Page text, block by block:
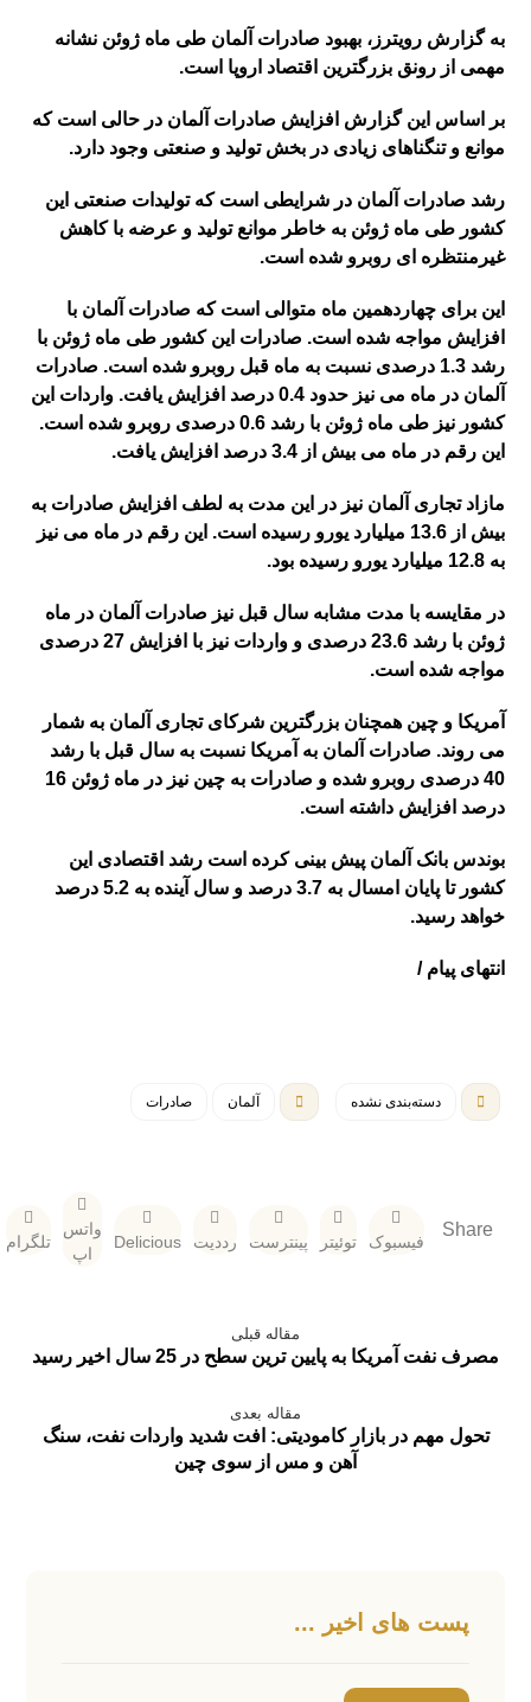
به گزارش رویترز، بهبود صادرات آلمان طی ماه ژوئن نشانه
مهمی از رونق بزرگترین اقتصاد اروپا است.
بر اساس این گزارش افزایش صادرات آلمان در حالی است که
موانع و تنگناهای زیادی در بخش تولید و صنعتی وجود دارد.
رشد صادرات آلمان در شرایطی است که تولیدات صنعتی این
کشور طی ماه ژوئن به خاطر موانع تولید و عرضه با کاهش
غیرمنتظره ای روبرو شده است.
این برای چهاردهمین ماه متوالی است که صادرات آلمان با
افزایش مواجه شده است. صادرات این کشور طی ماه ژوئن با
رشد 1.3 درصدی نسبت به ماه قبل روبرو شده است. صادرات
آلمان در ماه می نیز حدود 0.4 درصد افزایش یافت. واردات این
کشور نیز طی ماه ژوئن با رشد 0.6 درصدی روبرو شده است.
این رقم در ماه می بیش از 3.4 درصد افزایش یافت.
مازاد تجاری آلمان نیز در این مدت به لطف افزایش صادرات به
بیش از 13.6 میلیارد یورو رسیده است. این رقم در ماه می نیز
به 12.8 میلیارد یورو رسیده بود.
در مقایسه با مدت مشابه سال قبل نیز صادرات آلمان در ماه
ژوئن با رشد 23.6 درصدی و واردات نیز با افزایش 27 درصدی
مواجه شده است.
آمریکا و چین همچنان بزرگترین شرکای تجاری آلمان به شمار
می روند. صادرات آلمان به آمریکا نسبت به سال قبل با رشد
40 درصدی روبرو شده و صادرات به چین نیز در ماه ژوئن 16
درصد افزایش داشته است.
بوندس بانک آلمان پیش بینی کرده است رشد اقتصادی این
کشور تا پایان امسال به 3.7 درصد و سال آینده به 5.2 درصد
خواهد رسید.
انتهای پیام /
دسته‌بندی نشده آلمان صادرات
فیسبوک توئیتر پینترست رددیت Delicious
واتس
اپ
تلگرام
مقاله قبلی
مصرف نفت آمریکا به پایین ترین سطح در 25 سال اخیر رسید
مقاله بعدی
تحول مهم در بازار کامودیتی: افت شدید واردات نفت، سنگ
آهن و مس از سوی چین
پست های اخیر ...